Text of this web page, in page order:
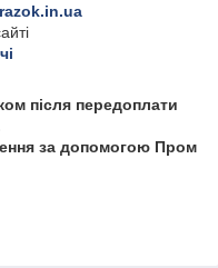
після передоплати
за допомогою Пром